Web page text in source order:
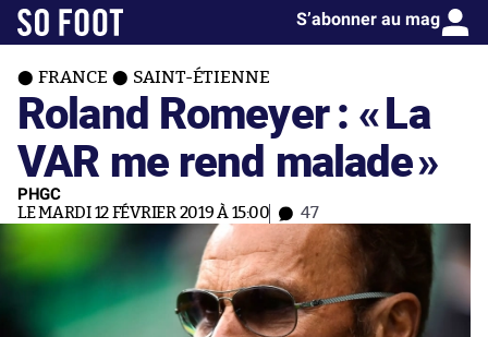
S’abonner au mag
FRANCE SAINT-ÉTIENNE
Roland Romeyer : «La
VAR me rend malade»
PHGC
LE MARDI 12 FÉVRIER 2019 À 15:00 47